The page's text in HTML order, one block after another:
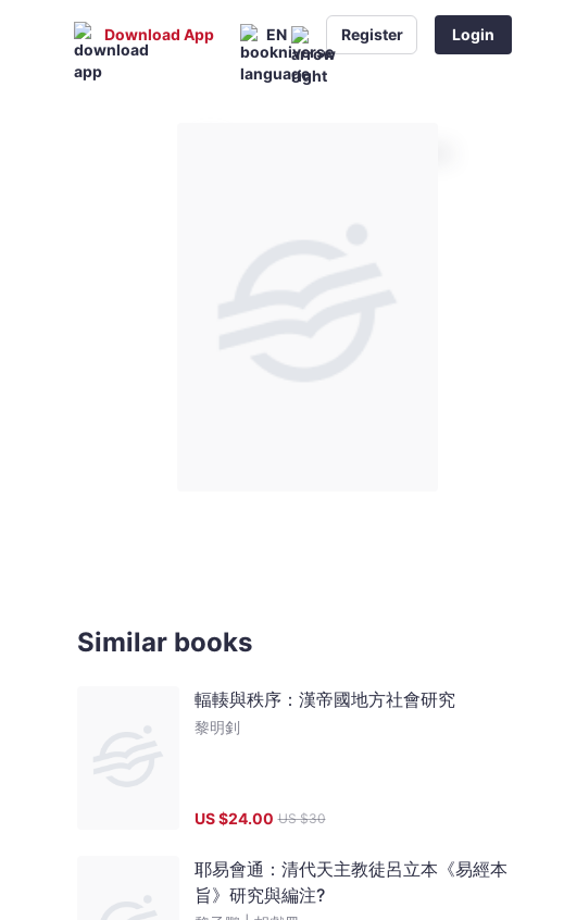
Download App EN Register Login
Similar books
輻輳與秩序：漢帝國地方社會研究
黎明釗
US $24.00 US $30
耶易會通：清代天主教徒呂立本《易經本
旨》研究與編注?